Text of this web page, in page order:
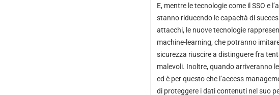
E, mentre le tecnologie come il SSO e
stanno riducendo le capacità di
attacchi, le nuove tecnologie
machine-learning, che potranno
sicurezza riuscire a distinguere fra
malevoli. Inoltre, quando arriveranno
ed è per questo che l’access
di proteggere i dati contenuti nel suo